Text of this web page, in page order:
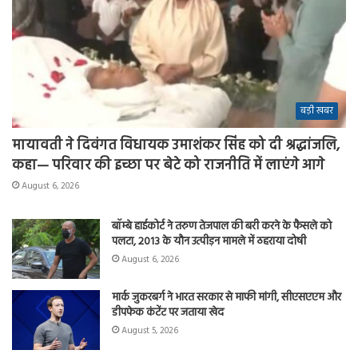
बड़ी खबर
मायावती ने दिवंगत विधायक उमाशंकर सिंह को दी श्रद्धांजलि,
कहा— परिवार की इच्छा पर बेटे को राजनीति में लाएंगे आगे
August 6, 2026
बॉम्बे हाईकोर्ट ने तरुण तेजपाल की बरी करने के फैसले को
पलटा, 2013 के यौन उत्पीड़न मामले में ठहराया दोषी
August 6, 2026
मार्क जुकरबर्ग ने भारत सरकार से माफी मांगी, सीएसएएम और
डीपफेक कंटेंट पर जताया खेद
August 5, 2026